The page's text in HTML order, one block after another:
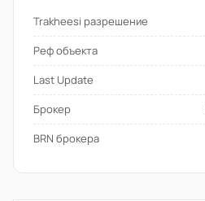
Trakheesi разрешение
Реф объекта
Last Update
Брокер
BRN брокера